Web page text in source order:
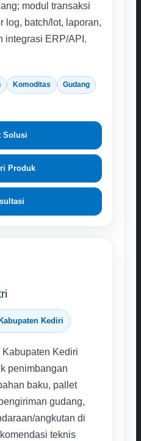
modul transaksi
log, batch/lot, laporan,
integrasi ERP/API.
Komoditas Gudang
Solusi
Produk
Kediri
Kediri
penimbangan
baku, pallet
gudang,
angkutan di
teknis